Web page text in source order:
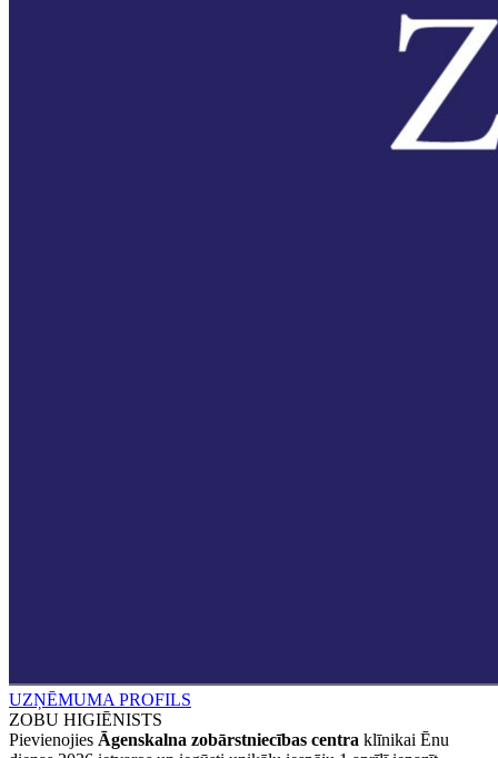
UZŅĒMUMA PROFILS
ZOBU HIGIĒNISTS
Pievienojies Āgenskalna zobārstniecības centra klīnikai Ēnu